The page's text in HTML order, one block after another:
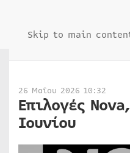
Skip to main
26 Μαΐου 2026 10:32
Επιλογές
Ιουνίου